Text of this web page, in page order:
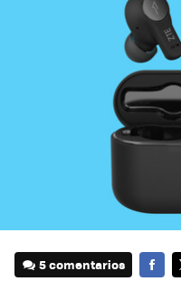
5 comentarios